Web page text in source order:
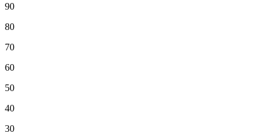
90
80
70
60
50
40
30